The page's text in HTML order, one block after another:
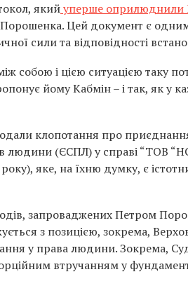
якийуперше оприлюднили
Цей документ є одним
сили та відповідності
собою і цією ситуацією таку
йому Кабмін – і так, як у
клопотання про
людини (ЄСПЛ) у справі “ТОВ
яке, на їхню думку, є
запроваджених Петром
з позицією, зокрема,
у права людини. Зокрема,
втручанням у